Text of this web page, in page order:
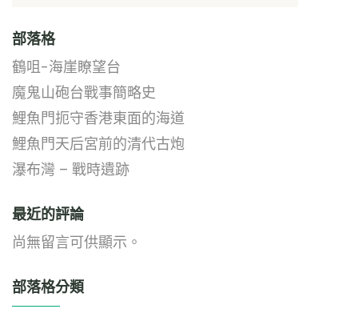
部落格
鶴咀-海崖瞭望台
魔鬼山砲台戰事簡略史
鯉魚門扼守香港東面的海道
鯉魚門天后宮前的清代古炮
瀑布灣 – 戰時遺跡
最近的評論
尚無留言可供顯示。
部落格分類